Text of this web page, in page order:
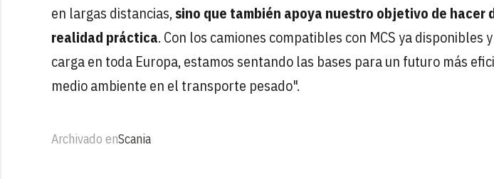
en largas distancias,sino que también apoya nuestro objetivo de
realidad práctica. Con los camiones compatibles con MCS ya
carga en toda Europa, estamos sentando las bases para un futuro más
medio ambiente en el transporte pesado".
Archivado enScania